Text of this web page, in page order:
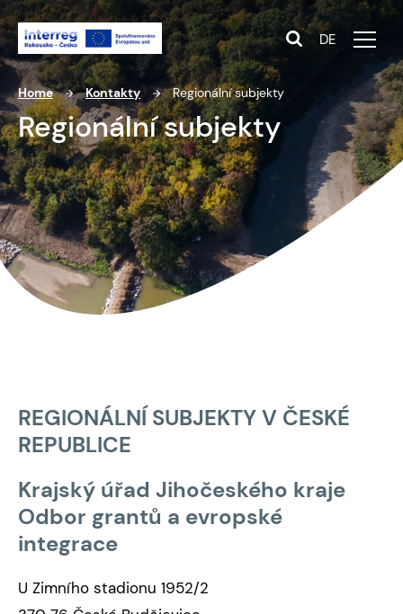
DE
Home Kontakty Regionální subjekty
Regionální subjekty
REGIONÁLNÍ SUBJEKTY V ČESKÉ
REPUBLICE
Krajský úřad Jihočeského kraje
Odbor grantů a evropské
integrace
U Zimního stadionu 1952/2